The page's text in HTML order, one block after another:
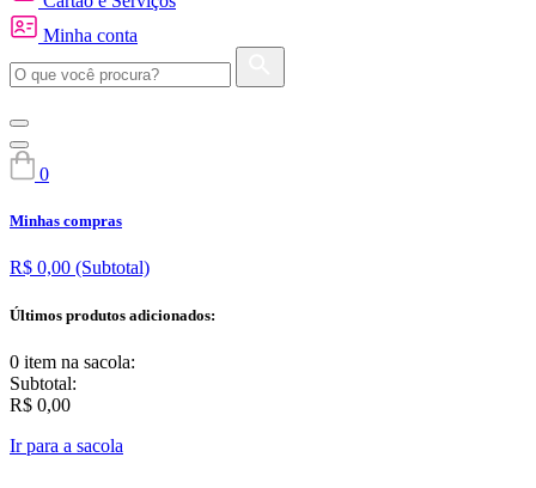
Minha conta
0
Minhas compras
R$ 0,00 (Subtotal)
Últimos produtos adicionados:
0 item na sacola:
Subtotal:
R$ 0,00
Ir para a sacola